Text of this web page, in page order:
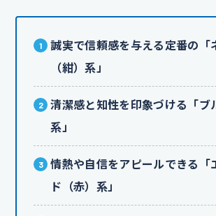
誠実で信頼感を与える定番の「
（紺）系」
清潔感と知性を印象づける「ブ
系」
情熱や自信をアピールできる「
ド（赤）系」